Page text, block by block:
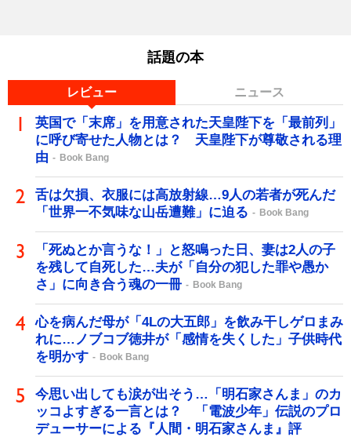
話題の本
レビュー ニュース
英国で「末席」を用意された天皇陛下を「最前列」
に呼び寄せた人物とは？ 天皇陛下が尊敬される理
由
Book Bang
舌は欠損、衣服には高放射線…9人の若者が死んだ
「世界一不気味な山岳遭難」に迫る
Book Bang
「死ぬとか言うな！」と怒鳴った日、妻は2人の子
を残して自死した…夫が「自分の犯した罪や愚か
さ」に向き合う魂の一冊
Book Bang
心を病んだ母が「4Lの大五郎」を飲み干しゲロまみ
れに…ノブコブ徳井が「感情を失くした」子供時代
を明かす
Book Bang
今思い出しても涙が出そう…「明石家さんま」のカ
ッコよすぎる一言とは？ 「電波少年」伝説のプロ
デューサーによる『人間・明石家さんま』評